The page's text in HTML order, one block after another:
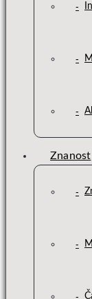
Znanost